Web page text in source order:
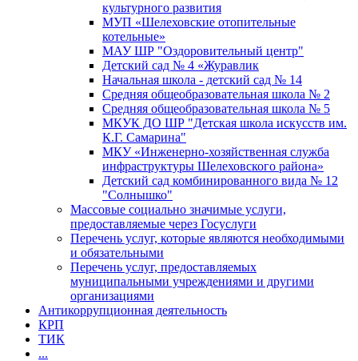
культурного развития
МУП «Шелеховские отопительные
котельные»
МАУ ШР "Оздоровительный центр"
Детский сад № 4 «Журавлик
Начальная школа - детский сад № 14
Средняя общеобразовательная школа № 2
Средняя общеобразовательная школа № 5
МКУК ДО ШР "Детская школа искусств им.
К.Г. Самарина"
МКУ «Инженерно-хозяйственная служба
инфраструктуры Шелеховского района»
Детский сад комбинированного вида № 12
"Солнышко"
Массовые социально значимые услуги,
предоставляемые через Госуслуги
Перечень услуг, которые являются необходимыми
и обязательными
Перечень услуг, предоставляемых
муниципальными учреждениями и другими
организациями
Антикоррупционная деятельность
КРП
ТИК
...